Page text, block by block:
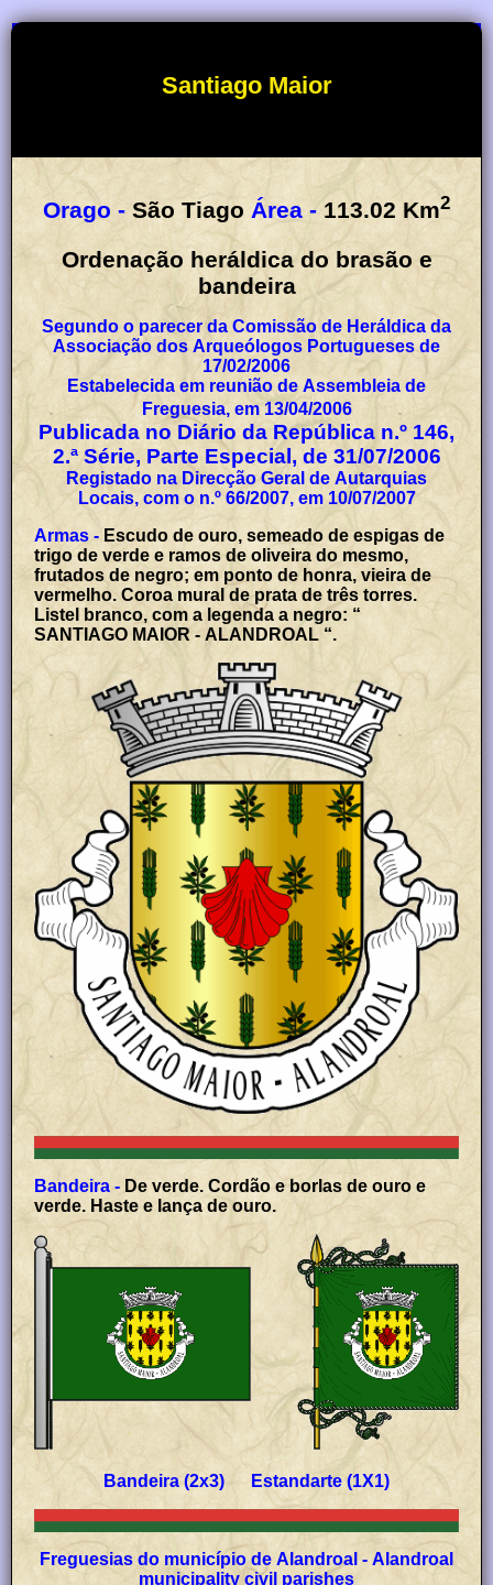
Santiago Maior
Orago - São Tiago Área - 113.02 Km2
Ordenação heráldica do brasão e
bandeira
Segundo o parecer da Comissão de Heráldica da
Associação dos Arqueólogos Portugueses de
17/02/2006
Estabelecida em reunião de Assembleia de
Freguesia, em 13/04/2006
Publicada no Diário da República n.º 146,
2.ª Série, Parte Especial, de 31/07/2006
Registado na Direcção Geral de Autarquias
Locais, com o n.º 66/2007, em 10/07/2007
Armas - Escudo de ouro, semeado de espigas de
trigo de verde e ramos de oliveira do mesmo,
frutados de negro; em ponto de honra, vieira de
vermelho. Coroa mural de prata de três torres.
Listel branco, com a legenda a negro: “
SANTIAGO MAIOR - ALANDROAL “.
Bandeira - De verde. Cordão e borlas de ouro e
verde. Haste e lança de ouro.
Bandeira (2x3) Estandarte (1X1)
Freguesias do município de Alandroal - Alandroal
municipality civil parishes